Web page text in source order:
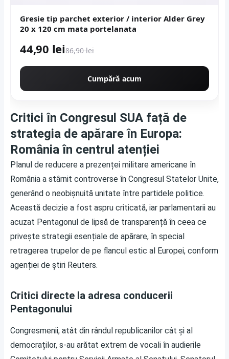
Gresie tip parchet exterior / interior Alder Grey
20 x 120 cm mata portelanata
44,90 lei86,90 lei
Cumpără acum
Critici în Congresul SUA față de
strategia de apărare în Europa:
România în centrul atenției
Planul de reducere a prezenței militare americane în
România a stârnit controverse în Congresul Statelor Unite,
generând o neobișnuită unitate între partidele politice.
Această decizie a fost aspru criticată, iar parlamentarii au
acuzat Pentagonul de lipsă de transparență în ceea ce
privește strategii esențiale de apărare, în special
retragerea trupelor de pe flancul estic al Europei, conform
agenției de știri Reuters.
Critici directe la adresa conducerii
Pentagonului
Congresmenii, atât din rândul republicanilor cât și al
democraților, s-au arătat extrem de vocali în audierile